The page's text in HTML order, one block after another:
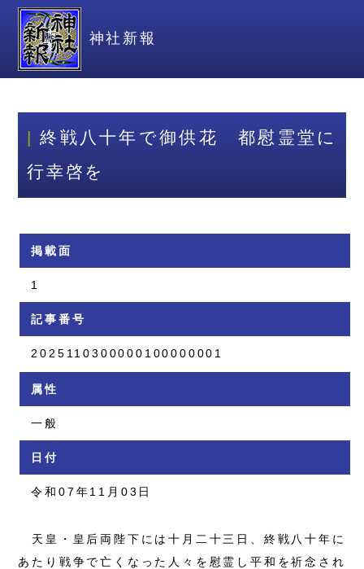
神社新報
終戦八十年で御供花 都慰霊堂に
行幸啓を
掲載面
1
記事番号
2025110300000100000001
属性
一般
日付
令和07年11月03日
天皇・皇后両陛下には十月二十三日、終戦八十年に
あたり戦争で亡くなった人々を慰霊し平和を祈念され